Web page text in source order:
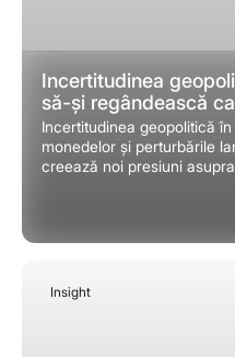
Incertitudinea
să-și regândească
Incertitudinea geopolitică
monedelor și perturbările
creează noi presiuni
profiturile de șocuri
Insight